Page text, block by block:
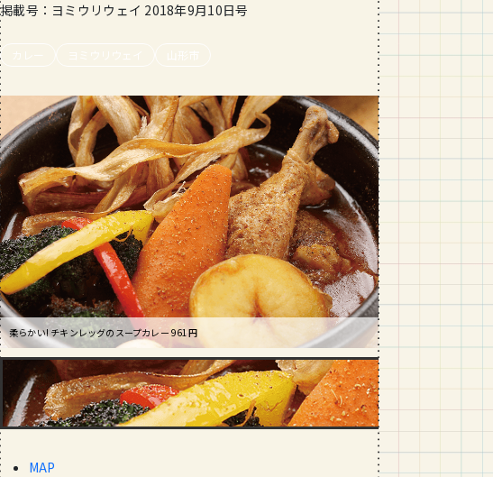
局何が効果的？～おすすめのお取り寄
段数や所要時間をご紹介！
GOURMET
山形のおすすめパン屋さん【26選】地
元民が選ぶランキングBEST５付き！
_vol.1
掲載号：ヨミウリウェイ 2018年9月10日号
カレー ヨミウリウェイ 山形市
柔らかい! チキンレッグのスープカレー 961円
「子どもでも食べられるよ！」中山泰一さんと咲来ちゃん
MAP